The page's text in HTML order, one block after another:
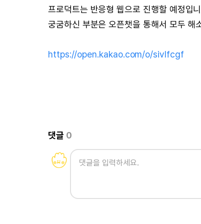
프로덕트는 반응형 웹으로 진행할 예정입
궁굼하신 부분은 오픈챗을 통해서 모두 해
https://open.kakao.com/o/sivlfcgf
댓글 0